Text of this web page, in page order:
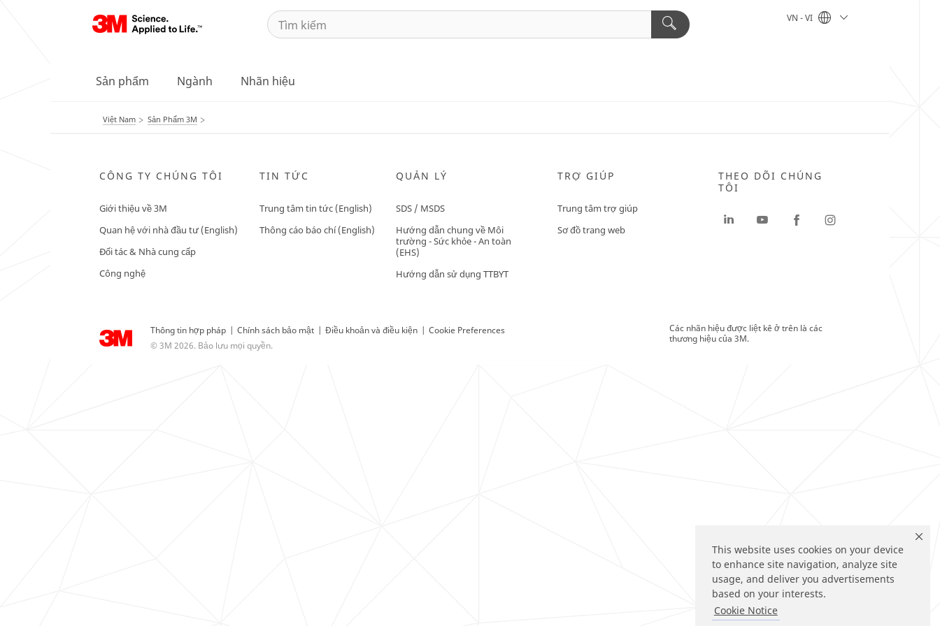
This website uses cookies on your device
to enhance site navigation, analyze site
usage, and deliver you advertisements
based on your interests.
Cookie Notice
VN - VI
Sản phẩm Ngành Nhãn hiệu
Việt Nam Sản Phẩm 3M
CÔNG TY CHÚNG TÔI
Giới thiệu về 3M
Quan hệ với nhà đầu tư (English)
Đối tác & Nhà cung cấp
Công nghệ
TIN TỨC
Trung tâm tin tức (English)
Thông cáo báo chí (English)
QUẢN LÝ
SDS / MSDS
Hướng dẫn chung về Môi
trường - Sức khỏe - An toàn
(EHS)
Hướng dẫn sử dụng TTBYT
TRỢ GIÚP
Trung tâm trợ giúp
Sơ đồ trang web
Thông tin hợp pháp | Chính sách bảo mật | Điều khoản và điều kiện | Cookie Preferences
© 3M 2026. Bảo lưu mọi quyền.
THEO DÕI CHÚNG
TÔI
Các nhãn hiệu được liệt kê ở trên là các
thương hiệu của 3M.